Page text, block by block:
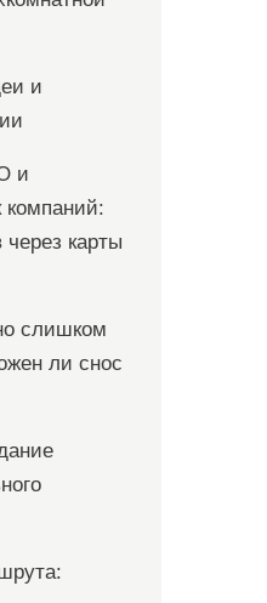
и
и
компаний:
через карты
слишком
ли снос